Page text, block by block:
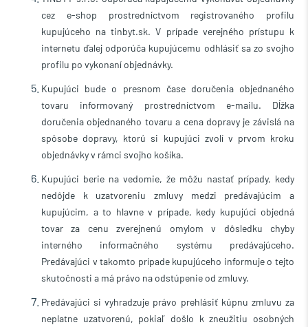
cez e-shop prostredníctvom registrovaného profilu
kupujúceho na tinbyt.sk. V prípade verejného prístupu k
internetu ďalej odporúča kupujúcemu odhlásiť sa zo svojho
profilu po vykonaní objednávky.
Kupujúci bude o presnom čase doručenia objednaného
tovaru informovaný prostredníctvom e-mailu. Dĺžka
doručenia objednaného tovaru a cena dopravy je závislá na
spôsobe dopravy, ktorú si kupujúci zvolí v prvom kroku
objednávky v rámci svojho košíka.
Kupujúci berie na vedomie, že môžu nastať prípady, kedy
nedôjde k uzatvoreniu zmluvy medzi predávajúcim a
kupujúcim, a to hlavne v prípade, kedy kupujúci objedná
tovar za cenu zverejnenú omylom v dôsledku chyby
interného informačného systému predávajúceho.
Predávajúci v takomto prípade kupujúceho informuje o tejto
skutočnosti a má právo na odstúpenie od zmluvy.
Predávajúci si vyhradzuje právo prehlásiť kúpnu zmluvu za
neplatne uzatvorenú, pokiaľ došlo k zneužitiu osobných